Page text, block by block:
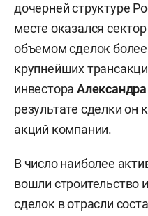
дочерней структуре
месте оказался
объемом сделок
крупнейших
инвестора
результате сделки он
акций компании.
В число наиболее
вошли строительство
сделок в отрасли